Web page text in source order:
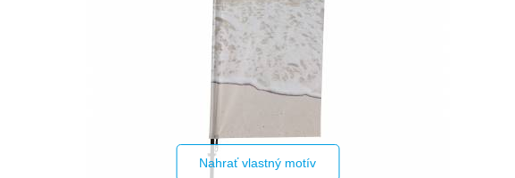
Nahrať vlastný motív